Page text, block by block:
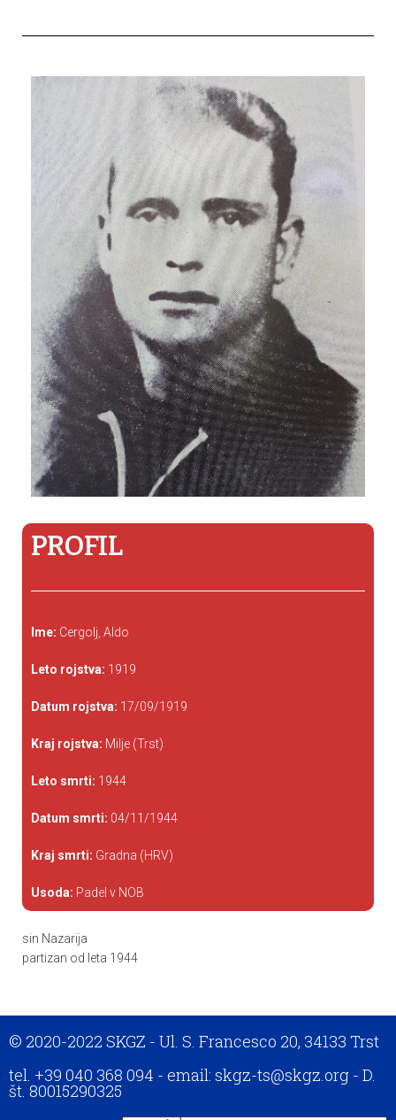
PROFIL
Ime: Cergolj, Aldo
Leto rojstva: 1919
Datum rojstva: 17/09/1919
Kraj rojstva: Milje (Trst)
Leto smrti: 1944
Datum smrti: 04/11/1944
Kraj smrti: Gradna (HRV)
Usoda: Padel v NOB
sin Nazarija
partizan od leta 1944
© 2020-2022 SKGZ - Ul. S. Francesco 20, 34133 Trst
tel. +39 040 368 094 - email: skgz-ts@skgz.org - D.
št. 80015290325